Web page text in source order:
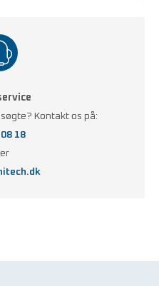
Kontakt os på:
18